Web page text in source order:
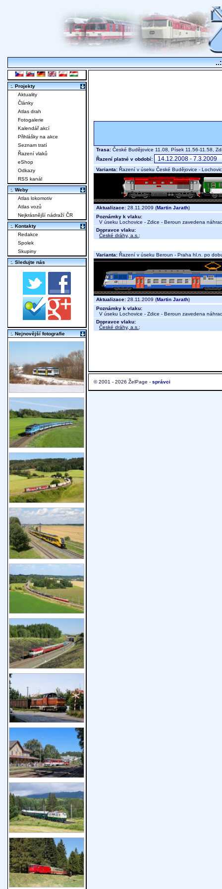
Trasa: České Budějovice 11.08, Písek 11.56-11.58,
Řazení platné v období:
Varianta: Řazení v úseku České Budějovice -
Aktualizace: 28.11.2009 (Martin Jarath)
Poznámky k vlaku:
V úseku Lochovice - Zdice - Beroun zavedena
Dopravce vlaku:
České dráhy, a.s. ;
Varianta: Řazení v úseku Beroun - Praha hl.n. po
Aktualizace: 28.11.2009 (Martin Jarath)
Poznámky k vlaku:
V úseku Lochovice - Zdice - Beroun zavedena
Dopravce vlaku:
České dráhy, a.s. ;
© 2001 - 2026 ŽelPage - správci
:. Projekty
Aktuality
Články
Atlas drah
Fotogalerie
Kalendář akcí
Přihlášky na akce
Seznam tratí
Řazení vlaků
eShop
Odkazy
RSS kanál
:. Weby
Atlas lokomotiv
Atlas vozů
Nejkrásnější nádraží ČR
:. Kontakty
Redakce
Spolek
Skupiny
:. Sledujte nás
:. Nejnovější fotografie